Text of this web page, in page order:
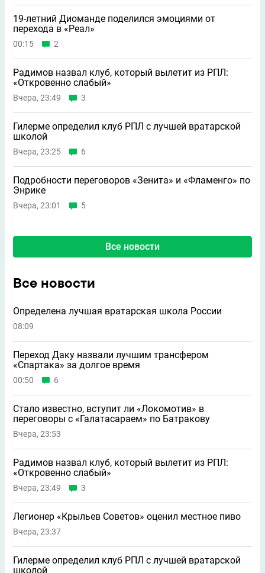
19-летний Диоманде поделился эмоциями от
перехода в «Реал»
00:15 2
Радимов назвал клуб, который вылетит из РПЛ:
«Откровенно слабый»
Вчера, 23:49 3
Гилерме определил клуб РПЛ с лучшей вратарской
школой
Вчера, 23:25 6
Подробности переговоров «Зенита» и «Фламенго» по
Энрике
Вчера, 23:01 5
Все новости
Все новости
Определена лучшая вратарская школа России
08:09
Переход Даку назвали лучшим трансфером
«Спартака» за долгое время
00:50 6
Стало известно, вступит ли «Локомотив» в
переговоры с «Галатасараем» по Батракову
Вчера, 23:53
Радимов назвал клуб, который вылетит из РПЛ:
«Откровенно слабый»
Вчера, 23:49 3
Легионер «Крыльев Советов» оценил местное пиво
Вчера, 23:37
Гилерме определил клуб РПЛ с лучшей вратарской
школой